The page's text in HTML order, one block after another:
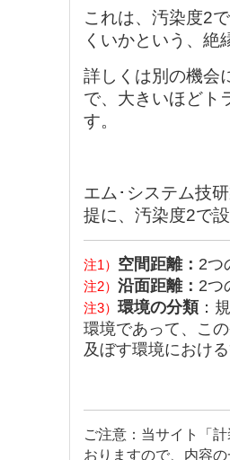
これは、汚染度2
くいかという、絶
詳しくは別の機会
で、大きいほどト
す。
エム･システム技
提に、汚染度2で
注1） 空間距離： 2つ
注2） 沿面距離： 2つ
注3） 環境の分類 ：
環境であって、こ
及ぼす環境におけ
ご注意：当サイト「
おりますので、内容